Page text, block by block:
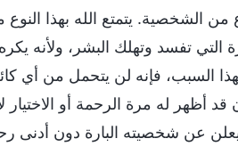
من الشخصية. يتمتع الله بهذا النوع
التي تفسد وتهلك البشر، ولأنه
السبب، فإنه لن يتحمل من أي
أظهر له مرة الرحمة أو الاختيار لا
عن شخصيته البارة دون أدنى